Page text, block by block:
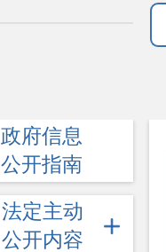
政府信息
公开指南
法定主动
公开内容